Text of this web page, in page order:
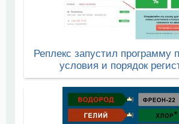
Реплекс запустил программу
условия и порядок